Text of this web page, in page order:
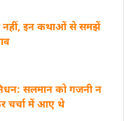
नहीं, इन कथाओं से समझें
सलमान को गजनी न
चर्चा में आए थे